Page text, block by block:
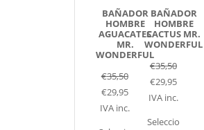
BAÑADOR
HOMBRE
AGUACATES
MR.
WONDERFUL
€35,50
€29,95
IVA inc.
BAÑADOR
HOMBRE
CACTUS MR.
WONDERFUL
€35,50
€29,95
IVA inc.
Seleccio